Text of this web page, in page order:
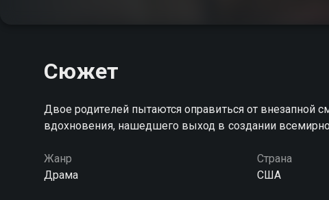
Сюжет
Двое родителей пытаются оправиться от внезапной
вдохновения, нашедшего выход в создании
Жанр
Драма
Страна
США